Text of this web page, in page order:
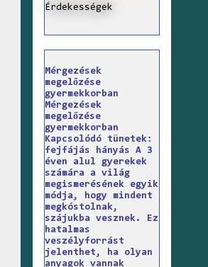
Érdekességek
Mérgezések
megelőzése
gyermekkorban
Mérgezések
megelőzése
gyermekkorban
Kapcsolódó tünetek:
fejfájás hányás A 3
éven alul gyerekek
számára a világ
megismerésének egyik
módja, hogy mindent
megkóstolnak,
szájukba vesznek. Ez
hatalmas
veszélyforrást
jelenthet, ha olyan
anyagok vannak